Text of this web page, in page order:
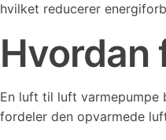
hvilket reducerer
Hvordan
En luft til luft varmepumpe
fordeler den opvarmede